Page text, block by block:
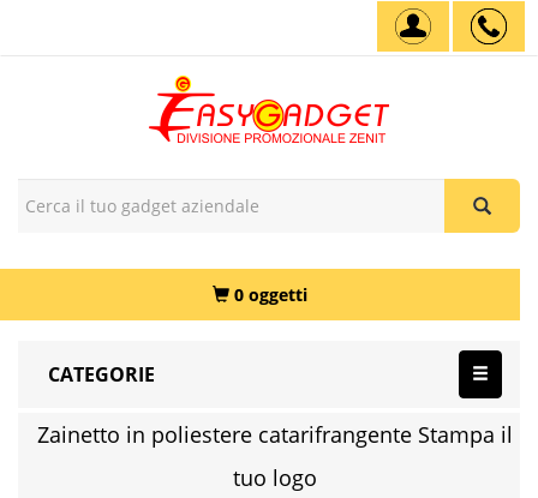
0 oggetti
CATEGORIE
Zainetto in poliestere catarifrangente Stampa il
tuo logo